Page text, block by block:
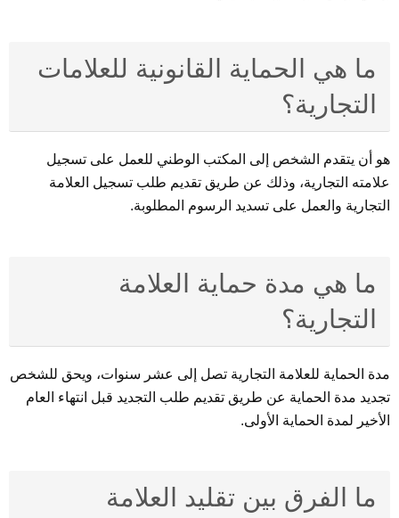
ما هي الحماية القانونية للعلامات
التجارية؟
هو أن يتقدم الشخص إلى المكتب الوطني للعمل على تسجيل
علامته التجارية، وذلك عن طريق تقديم طلب تسجيل العلامة
التجارية والعمل على تسديد الرسوم المطلوبة.
ما هي مدة حماية العلامة
التجارية؟
مدة الحماية للعلامة التجارية تصل إلى عشر سنوات، ويحق للشخص
تجديد مدة الحماية عن طريق تقديم طلب التجديد قبل انتهاء العام
الأخير لمدة الحماية الأولى.
ما الفرق بين تقليد العلامة